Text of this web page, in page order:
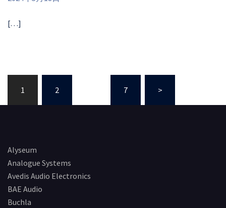
[…]
ナ
ー
シ
ョ
ン
1 2 7 >
Alyseum
Analogue Systems
Avedis Audio Electronics
BAE Audio
Buchla